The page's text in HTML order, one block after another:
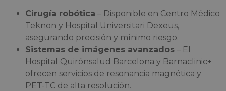
Cirugía robótica – Disponible en Centro Médico
Teknon y Hospital Universitari Dexeus,
asegurando precisión y mínimo riesgo.
Sistemas de imágenes avanzados – El
Hospital Quirónsalud Barcelona y Barnaclinic+
ofrecen servicios de resonancia magnética y
PET-TC de alta resolución.